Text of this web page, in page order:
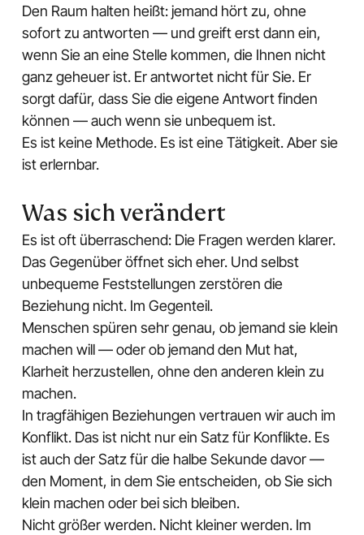
Den Raum halten heißt: jemand hört zu, ohne
sofort zu antworten — und greift erst dann ein,
wenn Sie an eine Stelle kommen, die Ihnen nicht
ganz geheuer ist. Er antwortet nicht für Sie. Er
sorgt dafür, dass Sie die eigene Antwort finden
können — auch wenn sie unbequem ist.
Es ist keine Methode. Es ist eine Tätigkeit. Aber sie
ist erlernbar.
Was sich verändert
Es ist oft überraschend: Die Fragen werden klarer.
Das Gegenüber öffnet sich eher. Und selbst
unbequeme Feststellungen zerstören die
Beziehung nicht. Im Gegenteil.
Menschen spüren sehr genau, ob jemand sie klein
machen will — oder ob jemand den Mut hat,
Klarheit herzustellen, ohne den anderen klein zu
machen.
In tragfähigen Beziehungen vertrauen wir auch im
Konflikt. Das ist nicht nur ein Satz für Konflikte. Es
ist auch der Satz für die halbe Sekunde davor —
den Moment, in dem Sie entscheiden, ob Sie sich
klein machen oder bei sich bleiben.
Nicht größer werden. Nicht kleiner werden. Im